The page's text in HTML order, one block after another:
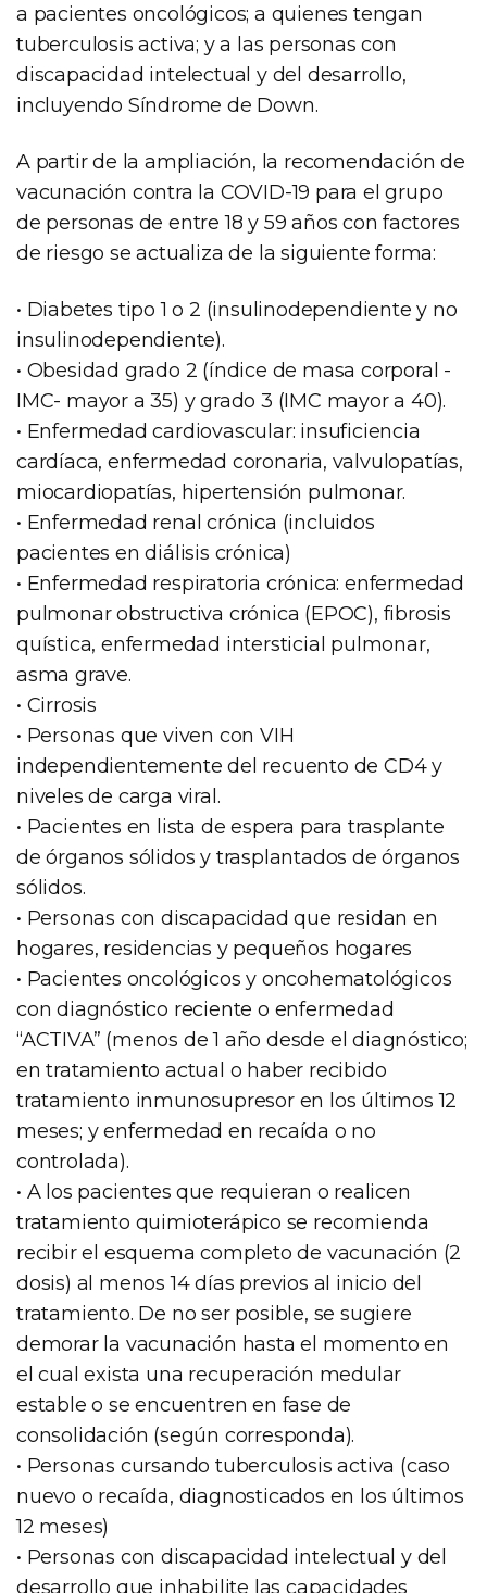
a pacientes oncológicos; a quienes tengan
tuberculosis activa; y a las personas con
discapacidad intelectual y del desarrollo,
incluyendo Síndrome de Down.
A partir de la ampliación, la recomendación de
vacunación contra la COVID-19 para el grupo
de personas de entre 18 y 59 años con factores
de riesgo se actualiza de la siguiente forma:
• Diabetes tipo 1 o 2 (insulinodependiente y no
insulinodependiente).
• Obesidad grado 2 (índice de masa corporal -
IMC- mayor a 35) y grado 3 (IMC mayor a 40).
• Enfermedad cardiovascular: insuficiencia
cardíaca, enfermedad coronaria, valvulopatías,
miocardiopatías, hipertensión pulmonar.
• Enfermedad renal crónica (incluidos
pacientes en diálisis crónica)
• Enfermedad respiratoria crónica: enfermedad
pulmonar obstructiva crónica (EPOC), fibrosis
quística, enfermedad intersticial pulmonar,
asma grave.
• Cirrosis
• Personas que viven con VIH
independientemente del recuento de CD4 y
niveles de carga viral.
• Pacientes en lista de espera para trasplante
de órganos sólidos y trasplantados de órganos
sólidos.
• Personas con discapacidad que residan en
hogares, residencias y pequeños hogares
• Pacientes oncológicos y oncohematológicos
con diagnóstico reciente o enfermedad
“ACTIVA” (menos de 1 año desde el diagnóstico;
en tratamiento actual o haber recibido
tratamiento inmunosupresor en los últimos 12
meses; y enfermedad en recaída o no
controlada).
• A los pacientes que requieran o realicen
tratamiento quimioterápico se recomienda
recibir el esquema completo de vacunación (2
dosis) al menos 14 días previos al inicio del
tratamiento. De no ser posible, se sugiere
demorar la vacunación hasta el momento en
el cual exista una recuperación medular
estable o se encuentren en fase de
consolidación (según corresponda).
• Personas cursando tuberculosis activa (caso
nuevo o recaída, diagnosticados en los últimos
12 meses)
• Personas con discapacidad intelectual y del
desarrollo que inhabilite las capacidades